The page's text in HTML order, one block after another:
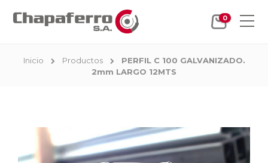
0
Inicio Productos
PERFIL C 100 GALVANIZADO.
2mm LARGO 12MTS